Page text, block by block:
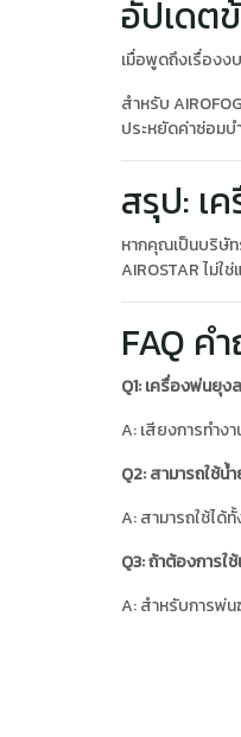
อัปเดต
เมื่อพูดถึงเรื่องง
สำหรับ
ประหยัดค่าซ่อมบ
สรุป: เ
หากคุณเป็นบริษัท
AIROSTAR ไม่
FAQ ค
Q1: เครื่องพ่นยุง
A: เสียงการทำง
Q2: สามารถใช้น้
A: สามารถใช้ได้
Q3: ถ้าต้องการใ
A: สำหรับการพ่น